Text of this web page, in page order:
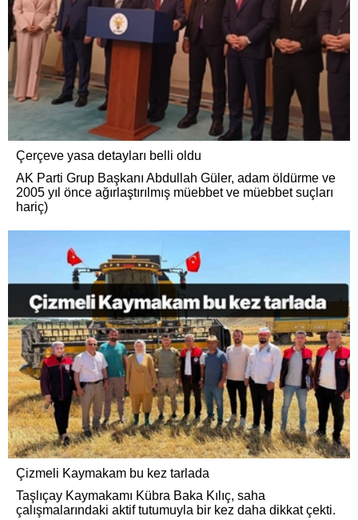
Çerçeve yasa detayları belli oldu
AK Parti Grup Başkanı Abdullah Güler, adam öldürme ve
2005 yıl önce ağırlaştırılmış müebbet ve müebbet suçları
hariç)
Çizmeli Kaymakam bu kez tarlada
Taşlıçay Kaymakamı Kübra Baka Kılıç, saha
çalışmalarındaki aktif tutumuyla bir kez daha dikkat çekti.